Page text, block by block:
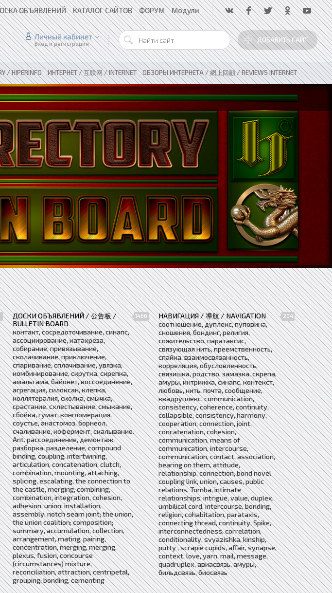
ОБЪЯВЛЕНИЙ КАТАЛОГ САЙТОВ ФОРУМ Модули
ДОБАВИТЬ САЙТ
Личный кабинет
Вход и регистрация
/ HIPERINFO»ИНТЕРНЕТ / 互联网 / INTERNET»ОБЗОРЫ ИНТЕРНЕТА / 網上回顧 / REVIEWS INTERNET
ДОСКИ ОБЪЯВЛЕНИЙ / 公告板 /
BULLETIN BOARD
1466
контакт, сосредоточивание, синапс,
ассоциирование, катахреза,
собирание, привязывание,
сколачивание, приключение,
спаривание, сплачивание, увязка,
комбинирование, скрутка, скрепка,
амальгама, байонет, воссоединение,
агрегация, силоксан, клепка,
коллятералия, сколка, смычка,
срастание, схлестывание, смыкание,
сбойка, гумат, конгломерация,
соустье, анастомоз, борнеол,
счаливание, кофермент, скалывание.
Ant. рассоединение, демонтаж,
разборка, разделение, compound
binding, coupling, intertwining,
articulation, concatenation, clutch,
combination, mounting, attaching,
splicing, escalating, the connection to
the castle, merging, combining,
combination, integration, cohesion,
adhesion, union; installation,
assembly; notch seam joint; the union,
the union coalition; composition;
summary, accumulation, collection,
arrangement, mating, pairing,
concentration, merging, merging,
plexus, fusion, concourse
(circumstances) mixture,
reconciliation, attraction, centripetal,
grouping; bonding, cementing
НАВИГАЦИЯ / 導航 / NAVIGATION 204
соотношение, дуплекс, пуповина,
сношения, бондинг, религия,
сожительство, паратаксис,
связующая нить, преемственность,
спайка, взаимосвязанность,
корреляция, обусловленность,
связишка, родство, замазка, скрепа,
амуры, интрижка, синапс, контекст,
любовь, нить, почта, сообщение,
квадруплекс, communication,
consistency, coherence, continuity,
collapsible, consistency, harmony,
cooperation, connection, joint,
concatenation, cohesion,
communication, means of
communication, intercourse,
communication, contact, association,
bearing on them, attitude,
relationship, connection, bond novel
coupling link, union, causes, public
relations, Tomba, intimate
relationships, intrigue, value, duplex,
umbilical cord, intercourse, bonding,
religion, cohabitation, parataxis,
connecting thread, continuity, Spike,
interconnectedness, correlation,
conditionality, svyazishka, kinship,
putty , scrapie cupids, affair, synapse,
context, love, yarn, mail, message,
quadruplex, авиасвязь, амуры,
бильдсвязь, биосвязь